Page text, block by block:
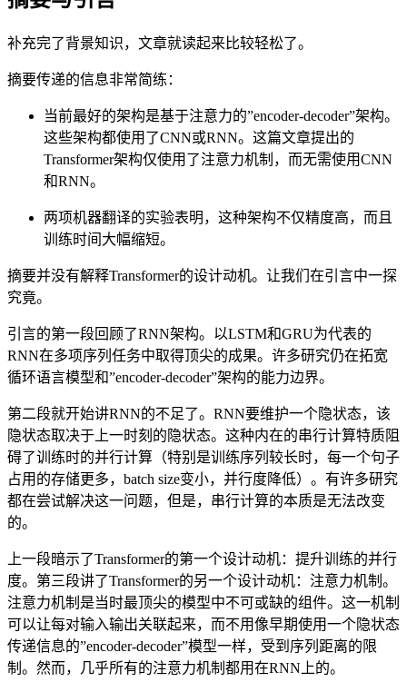
补充完了背景知识，文章就读起来比较轻松了。
摘要传递的信息非常简练：
当前最好的架构是基于注意力的”encoder-decoder”架构。
这些架构都使用了CNN或RNN。这篇文章提出的
Transformer架构仅使用了注意力机制，而无需使用CNN
和RNN。
两项机器翻译的实验表明，这种架构不仅精度高，而且
训练时间大幅缩短。
摘要并没有解释Transformer的设计动机。让我们在引言中一探
究竟。
引言的第一段回顾了RNN架构。以LSTM和GRU为代表的
RNN在多项序列任务中取得顶尖的成果。许多研究仍在拓宽
循环语言模型和”encoder-decoder”架构的能力边界。
第二段就开始讲RNN的不足了。RNN要维护一个隐状态，该
隐状态取决于上一时刻的隐状态。这种内在的串行计算特质阻
碍了训练时的并行计算（特别是训练序列较长时，每一个句子
占用的存储更多，batch size变小，并行度降低）。有许多研究
都在尝试解决这一问题，但是，串行计算的本质是无法改变
的。
上一段暗示了Transformer的第一个设计动机：提升训练的并行
度。第三段讲了Transformer的另一个设计动机：注意力机制。
注意力机制是当时最顶尖的模型中不可或缺的组件。这一机制
可以让每对输入输出关联起来，而不用像早期使用一个隐状态
传递信息的”encoder-decoder”模型一样，受到序列距离的限
制。然而，几乎所有的注意力机制都用在RNN上的。